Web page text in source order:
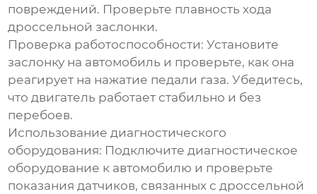
повреждений. Проверьте плавность хода
дроссельной заслонки.
Проверка работоспособности: Установите
заслонку на автомобиль и проверьте, как она
реагирует на нажатие педали газа. Убедитесь,
что двигатель работает стабильно и без
перебоев.
Использование диагностического
оборудования: Подключите диагностическое
оборудование к автомобилю и проверьте
показания датчиков, связанных с дроссельной